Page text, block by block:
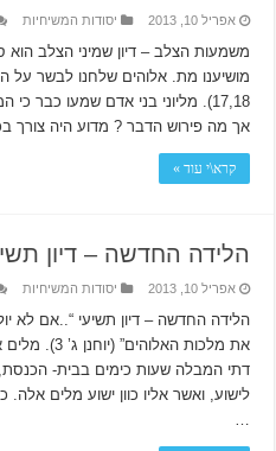
אפריל 10, 2013 יסודות המשיחיות
משמעות הצלב – דיון שמיני הצלב
מושיענו מת. אלוהים שלחנו לבשר על
17,18). מליוני בני אדם שמעו כבר
אך מה פירוש הדבר ? מדוע היה צורך
קרא\י עוד »
הלידה החדשה – דיון
אפריל 10, 2013 יסודות המשיחיות
הלידה החדשה – דיון תשיעי “..אם לא
את מלכות
דתי המבלה שעות כימים בבית-
לישוע, ואשר אליו כוון ישוע מלים אלה.